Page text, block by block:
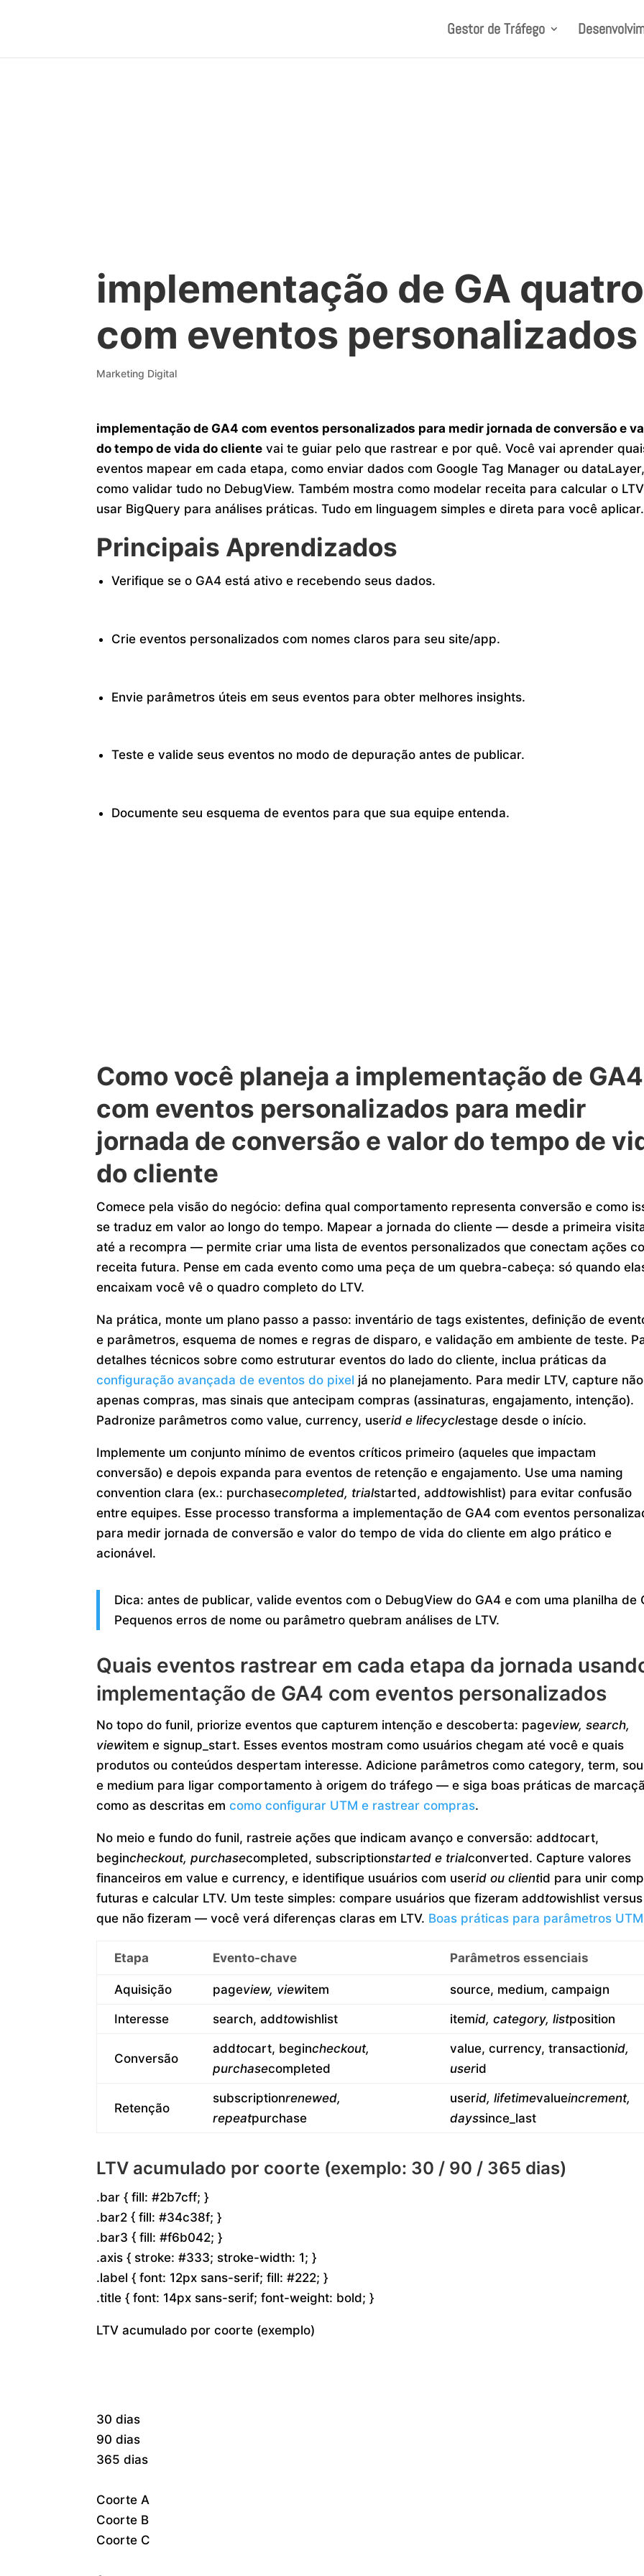
Gestor de Tráfego
implementação de GA quatro
com eventos personalizados
Marketing Digital
implementação de GA4 com eventos personalizados para medir jornada de conversão e
do tempo de vida do cliente vai te guiar pelo que rastrear e por quê. Você vai aprender
eventos mapear em cada etapa, como enviar dados com Google Tag Manager ou
como validar tudo no DebugView. Também mostra como modelar receita para calcular o
usar BigQuery para análises práticas. Tudo em linguagem simples e direta para você aplicar.
Principais Aprendizados
Verifique se o GA4 está ativo e recebendo seus dados.
Crie eventos personalizados com nomes claros para seu site/app.
Envie parâmetros úteis em seus eventos para obter melhores insights.
Teste e valide seus eventos no modo de depuração antes de publicar.
Documente seu esquema de eventos para que sua equipe entenda.
Como você planeja a implementação de GA4
com eventos personalizados para medir
jornada de conversão e valor do tempo de
do cliente
Comece pela visão do negócio: defina qual comportamento representa conversão e como
se traduz em valor ao longo do tempo. Mapear a jornada do cliente — desde a primeira
até a recompra — permite criar uma lista de eventos personalizados que conectam ações
receita futura. Pense em cada evento como uma peça de um quebra-cabeça: só quando
encaixam você vê o quadro completo do LTV.
Na prática, monte um plano passo a passo: inventário de tags existentes, definição de
e parâmetros, esquema de nomes e regras de disparo, e validação em ambiente de teste.
detalhes técnicos sobre como estruturar eventos do lado do cliente, inclua práticas da
configuração avançada de eventos do pixel já no planejamento. Para medir LTV, capture não
apenas compras, mas sinais que antecipam compras (assinaturas, engajamento, intenção).
Padronize parâmetros como value, currency, userid e lifecyclestage desde o início.
Implemente um conjunto mínimo de eventos críticos primeiro (aqueles que impactam
conversão) e depois expanda para eventos de retenção e engajamento. Use uma naming
convention clara (ex.: purchasecompleted, trialstarted, addtowishlist) para evitar confusão
entre equipes. Esse processo transforma a implementação de GA4 com eventos
para medir jornada de conversão e valor do tempo de vida do cliente em algo prático e
acionável.
Dica: antes de publicar, valide eventos com o DebugView do GA4 e com uma planilha de
Pequenos erros de nome ou parâmetro quebram análises de LTV.
Quais eventos rastrear em cada etapa da jornada
implementação de GA4 com eventos personalizados
No topo do funil, priorize eventos que capturem intenção e descoberta: pageview, search,
viewitem e signup_start. Esses eventos mostram como usuários chegam até você e quais
produtos ou conteúdos despertam interesse. Adicione parâmetros como category, term,
e medium para ligar comportamento à origem do tráfego — e siga boas práticas de
como as descritas emcomo configurar UTM e rastrear compras.
No meio e fundo do funil, rastreie ações que indicam avanço e conversão: addtocart,
begincheckout, purchasecompleted, subscriptionstarted e trialconverted. Capture valores
financeiros em value e currency, e identifique usuários com userid ou clientid para unir
futuras e calcular LTV. Um teste simples: compare usuários que fizeram addtowishlist
que não fizeram — você verá diferenças claras em LTV. Boas práticas para parâmetros UTM
Etapa Evento-chave Parâmetros essenciais
Aquisição pageview, viewitem source, medium, campaign
Interesse search, addtowishlist itemid, category, listposition
Conversão
addtocart, begincheckout,
purchasecompleted
value, currency, transactionid,
userid
Retenção
subscriptionrenewed,
repeatpurchase
userid, lifetimevalueincrement,
dayssince_last
LTV acumulado por coorte (exemplo: 30 / 90 / 365 dias)
.bar { fill: #2b7cff; }
.bar2 { fill: #34c38f; }
.bar3 { fill: #f6b042; }
.axis { stroke: #333; stroke-width: 1; }
.label { font: 12px sans-serif; fill: #222; }
.title { font: 14px sans-serif; font-weight: bold; }
LTV acumulado por coorte (exemplo)
30 dias
90 dias
365 dias
Coorte A
Coorte B
Coorte C